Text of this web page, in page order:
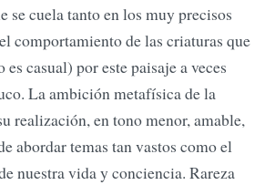
se cuela tanto en los muy precisos
comportamiento de las criaturas que
casual) por este paisaje a veces
La ambición metafísica de la
realización, en tono menor, amable,
abordar temas tan vastos como el
nuestra vida y conciencia. Rareza